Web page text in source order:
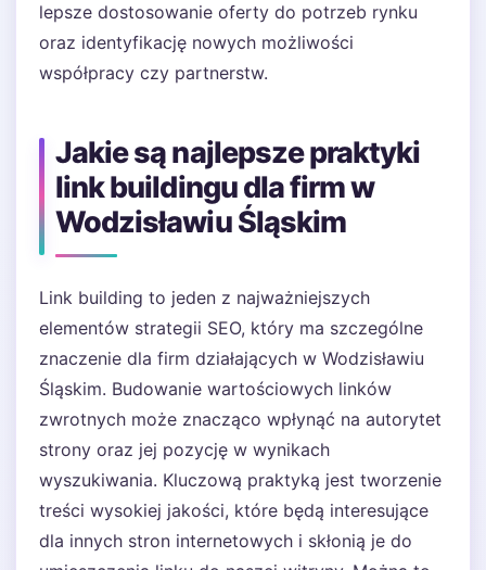
lepsze dostosowanie oferty do potrzeb rynku
oraz identyfikację nowych możliwości
współpracy czy partnerstw.
Jakie są najlepsze praktyki
link buildingu dla firm w
Wodzisławiu Śląskim
Link building to jeden z najważniejszych
elementów strategii SEO, który ma szczególne
znaczenie dla firm działających w Wodzisławiu
Śląskim. Budowanie wartościowych linków
zwrotnych może znacząco wpłynąć na autorytet
strony oraz jej pozycję w wynikach
wyszukiwania. Kluczową praktyką jest tworzenie
treści wysokiej jakości, które będą interesujące
dla innych stron internetowych i skłonią je do